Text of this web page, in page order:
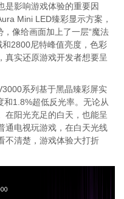
是影响游戏体验的重要因
Mini LED臻彩显示方案，
像给画面加上了一层“魔法
2800尼特峰值亮度，色彩
真实还原游戏开发者想要呈
系列基于黑晶臻彩屏实
1.8%超低反光率。无论从
在阳光充足的白天，也能呈
通电视玩游戏，在白天光线
不清楚，游戏体验大打折